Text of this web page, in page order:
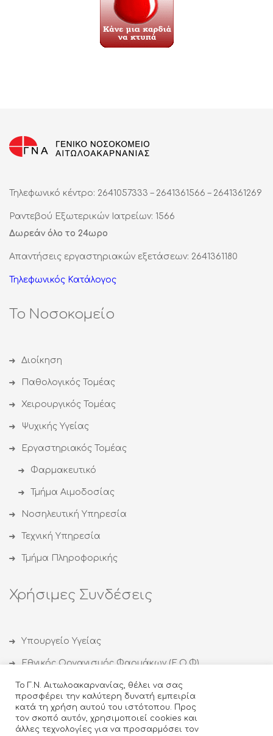
Τηλεφωνικό κέντρο: 2641057333 – 2641361566 – 2641361269
Ραντεβού Εξωτερικών Ιατρείων: 1566
Δωρεάν όλο το 24ωρο
Απαντήσεις εργαστηριακών εξετάσεων: 2641361180
Τηλεφωνικός Κατάλογος
Το Νοσοκομείο
Διοίκηση
Παθολογικός Τομέας
Χειρουργικός Τομέας
Ψυχικής Υγείας
Εργαστηριακός Τομέας
Φαρμακευτικό
Τμήμα Αιμοδοσίας
Νοσηλευτική Υπηρεσία
Τεχνική Υπηρεσία
Τμήμα Πληροφορικής
Χρήσιμες Συνδέσεις
Υπουργείο Υγείας
Εθνικός Οργανισμός Φαρμάκων (Ε.Ο.Φ)
Εθνικός Οργανισμός Δημόσιας Υγείας (ΕΟΔΥ)
Οργανισμός κατά των Ναρκωτικών (ΟΚΑΝΑ)
Ιατρικός Σύλλογος Αγρινίου
Το Γ.Ν. Αιτωλοακαρνανίας, θέλει να σας
προσφέρει την καλύτερη δυνατή εμπειρία
κατά τη χρήση αυτού του ιστότοπου. Προς
τον σκοπό αυτόν, χρησιμοποιεί cookies και
άλλες τεχνολογίες για να προσαρμόσει τον